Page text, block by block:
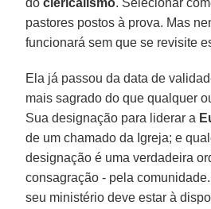
pastores postos à prova. Mas
funcionará sem que se revisite
Ela já passou da data de
mais sagrado do que qualquer
Sua designação para liderar a
de um chamado da Igreja; e
designação é uma verdadeira
consagração - pela
seu ministério deve estar à